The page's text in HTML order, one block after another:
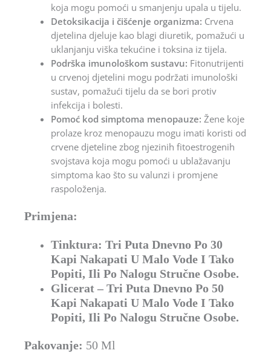
koja mogu pomoći u smanjenju upala u tijelu.
Detoksikacija i čišćenje organizma: Crvena
djetelina djeluje kao blagi diuretik, pomažući u
uklanjanju viška tekućine i toksina iz tijela.
Podrška imunološkom sustavu: Fitonutrijenti
u crvenoj djetelini mogu podržati imunološki
sustav, pomažući tijelu da se bori protiv
infekcija i bolesti.
Pomoć kod simptoma menopauze: Žene koje
prolaze kroz menopauzu mogu imati koristi od
crvene djeteline zbog njezinih fitoestrogenih
svojstava koja mogu pomoći u ublažavanju
simptoma kao što su valunzi i promjene
raspoloženja.
Primjena:
Tinktura: Tri Puta Dnevno Po 30
Kapi Nakapati U Malo Vode I Tako
Popiti, Ili Po Nalogu Stručne Osobe.
Glicerat – Tri Puta Dnevno Po 50
Kapi Nakapati U Malo Vode I Tako
Popiti, Ili Po Nalogu Stručne Osobe.
Pakovanje: 50 Ml